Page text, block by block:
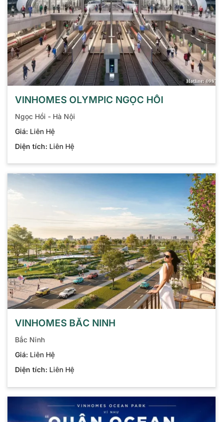
VINHOMES OLYMPIC NGỌC HỒI
Ngọc Hồi - Hà Nội
Giá:Liên Hệ
Diện tích:Liên Hệ
VINHOMES BẮC NINH
Bắc Ninh
Giá:Liên Hệ
Diện tích:Liên Hệ